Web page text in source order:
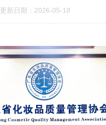
更新日期：2026-05-18